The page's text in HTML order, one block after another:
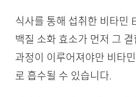
식사를 통해 섭취한 비타민
백질 소화 효소가 먼저 그
과정이 이루어져야만 비타
로 흡수될 수 있습니다.